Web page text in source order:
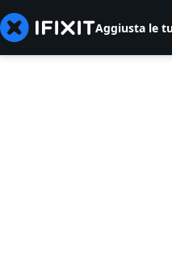
Aggiusta le